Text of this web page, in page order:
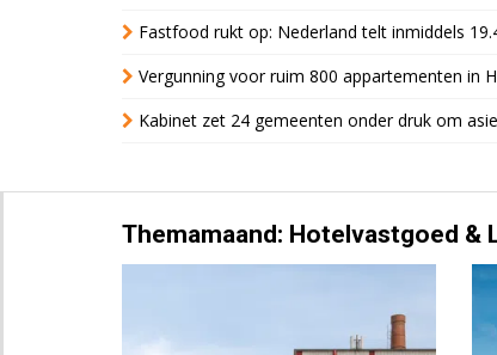
Fastfood rukt op: Nederland telt inmiddels
Vergunning voor ruim 800 appartementen in
Kabinet zet 24 gemeenten onder druk om
Themamaand: Hotelvastgoed &